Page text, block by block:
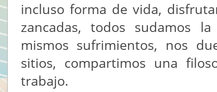
incluso forma de vida,
zancadas, todos sudamos
mismos sufrimientos, nos
sitios, compartimos una
trabajo.